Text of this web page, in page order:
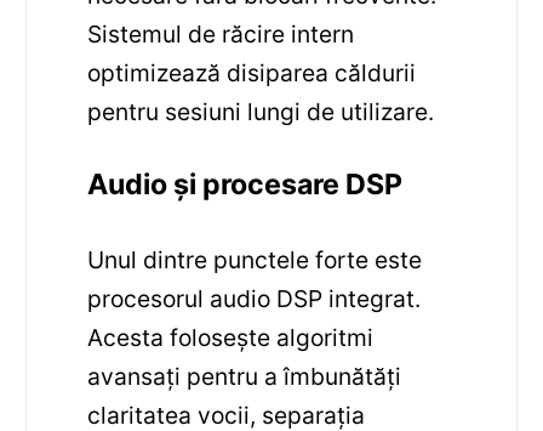
Sistemul de răcire intern
optimizează disiparea căldurii
pentru sesiuni lungi de utilizare.
Audio și procesare DSP
Unul dintre punctele forte este
procesorul audio DSP integrat.
Acesta folosește algoritmi
avansați pentru a îmbunătăți
claritatea vocii, separația